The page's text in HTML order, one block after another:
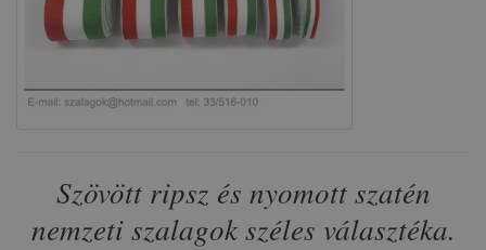
Szövött ripsz és nyomott szatén
nemzeti szalagok széles választéka.